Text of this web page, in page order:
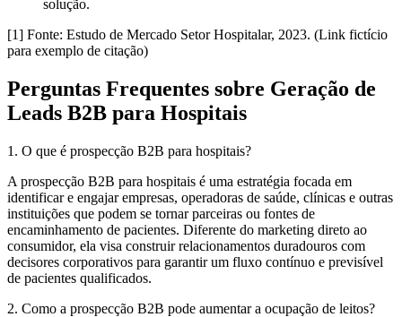
solução.
[1] Fonte: Estudo de Mercado Setor Hospitalar, 2023. (Link fictício
para exemplo de citação)
Perguntas Frequentes sobre Geração de
Leads B2B para Hospitais
1. O que é prospecção B2B para hospitais?
A prospecção B2B para hospitais é uma estratégia focada em
identificar e engajar empresas, operadoras de saúde, clínicas e outras
instituições que podem se tornar parceiras ou fontes de
encaminhamento de pacientes. Diferente do marketing direto ao
consumidor, ela visa construir relacionamentos duradouros com
decisores corporativos para garantir um fluxo contínuo e previsível
de pacientes qualificados.
2. Como a prospecção B2B pode aumentar a ocupação de leitos?